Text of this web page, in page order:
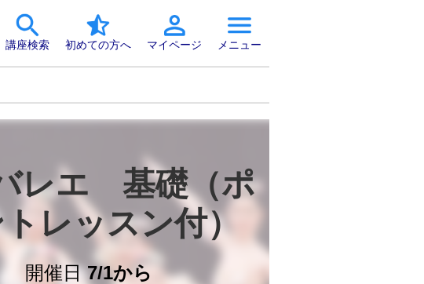
講座検索 初めての方へ マイページ メニュー
レエ　基礎（ポ
レッスン付）
開催日7/1から